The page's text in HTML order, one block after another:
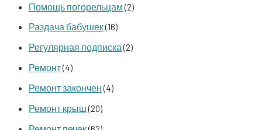
Помощь погорельцам(2)
Раздача бабушек(16)
Регулярная подписка(2)
Ремонт(4)
Ремонт закончен(4)
Ремонт крыш(20)